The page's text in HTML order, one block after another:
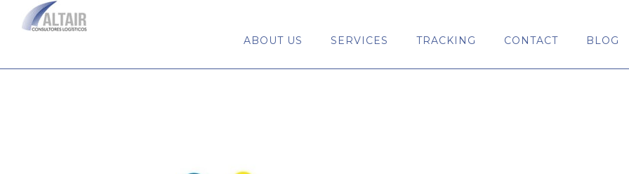
ABOUT US SERVICES TRACKING CONTACT BLOG